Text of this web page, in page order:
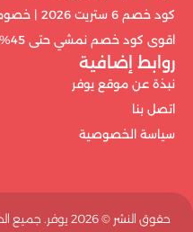
كود خصم 6 ستريت 2026 | خصومات على الأحذية والملابس
اقوى كود خصم نمشي حتى 45%
روابط إضافية
نبذة عن موقع يوفر
اتصل بنا
سياسة الخصوصية
حقوق النشر ©️ 2026 يوفر. جميع الحقوق محفوظة. ALKHANA NET LLC